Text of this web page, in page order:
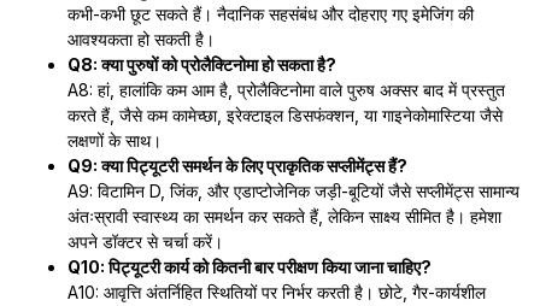
कभी-कभी छूट सकते हैं। नैदानिक सहसंबंध और दोहराए गए इमेजिंग की
आवश्यकता हो सकती है।
Q8: क्या पुरुषों को प्रोलैक्टिनोमा हो सकता है?
A8: हां, हालांकि कम आम है, प्रोलैक्टिनोमा वाले पुरुष अक्सर बाद में प्रस्तुत
करते हैं, जैसे कम कामेच्छा, इरेक्टाइल डिसफंक्शन, या गाइनेकोमास्टिया जैसे
लक्षणों के साथ।
Q9: क्या पिट्यूटरी समर्थन के लिए प्राकृतिक सप्लीमेंट्स हैं?
A9: विटामिन D, जिंक, और एडाप्टोजेनिक जड़ी-बूटियों जैसे सप्लीमेंट्स सामान्य
अंतःस्रावी स्वास्थ्य का समर्थन कर सकते हैं, लेकिन साक्ष्य सीमित है। हमेशा
अपने डॉक्टर से चर्चा करें।
Q10: पिट्यूटरी कार्य को कितनी बार परीक्षण किया जाना चाहिए?
A10: आवृत्ति अंतर्निहित स्थितियों पर निर्भर करती है। छोटे, गैर-कार्यशील